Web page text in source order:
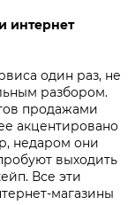
интернет
один раз, не
разбором.
продажами
акцентировано
недаром они
выходить
Все эти
магазины